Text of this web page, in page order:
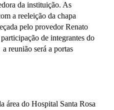
da instituição. As
a reeleição da chapa
pelo provedor Renato
de integrantes do
reunião será a portas
área do Hospital Santa Rosa